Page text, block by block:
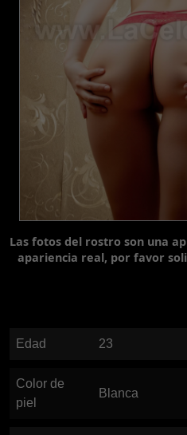
Las fotos del rostro son una
apariencia real, por favor
Edad 23
Color de
piel
Blanca